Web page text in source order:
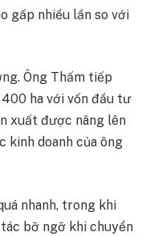
gấp nhiều lần so với
Ông Thấm tiếp
ha với vốn đầu tư
xuất được nâng lên
kinh doanh của ông
nhanh, trong khi
bỡ ngỡ khi chuyển